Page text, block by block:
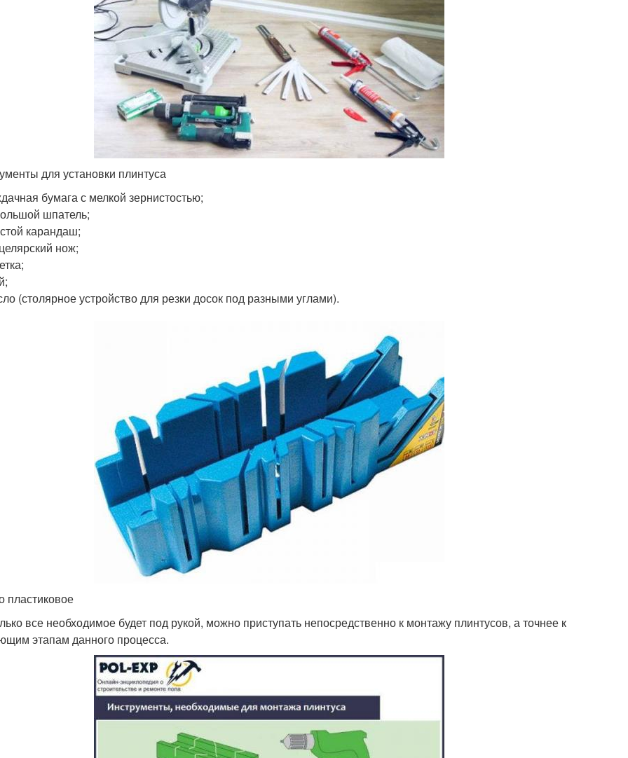
для установки плинтуса
бумага с мелкой зернистостью;
шпатель;
карандаш;
нож;
(столярное устройство для резки досок под разными углами).
пластиковое
все необходимое будет под рукой, можно приступать непосредственно к монтажу плинтусов, а точнее к
этапам данного процесса.